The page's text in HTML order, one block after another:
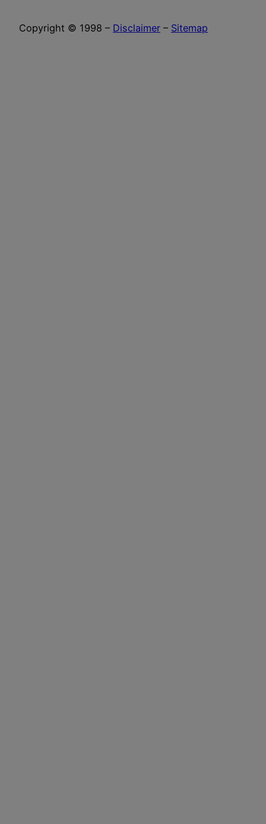
Copyright © 1998 – Disclaimer – Sitemap